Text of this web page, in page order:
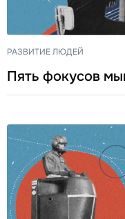
РАЗВИТИЕ ЛЮДЕЙ
Пять фокусов